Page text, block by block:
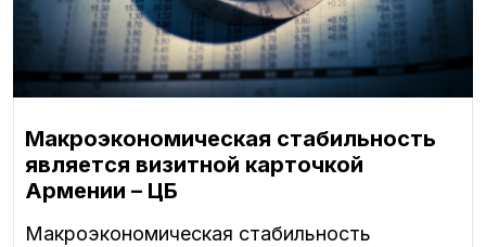
Макроэкономическая стабильность
является визитной карточкой
Армении – ЦБ
Макроэкономическая стабильность